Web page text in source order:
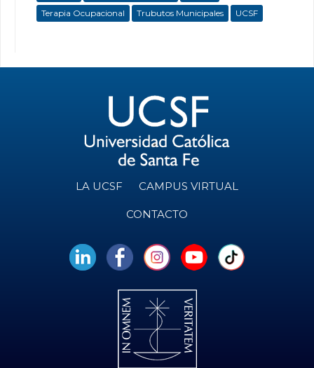
Terapia Ocupacional
Trubutos Municipales UCSF
LA UCSF CAMPUS VIRTUAL
CONTACTO